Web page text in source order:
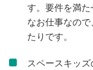
す。要件を満
なお仕事なの
たりです。
スペースキッ